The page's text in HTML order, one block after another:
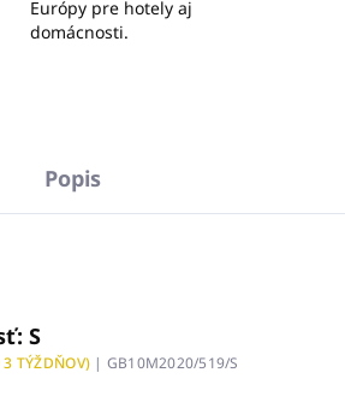
Európy pre hotely aj
domácnosti.
Popis
S
TÝŽDŇOV) | GB10M2020/519/S